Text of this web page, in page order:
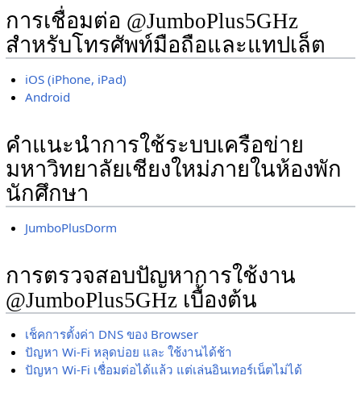
การเชื่อมต่อ @JumboPlus5GHz
สำหรับโทรศัพท์มือถือและแทปเล็ต
iOS (iPhone, iPad)
Android
คำแนะนำการใช้ระบบเครือข่าย
มหาวิทยาลัยเชียงใหม่ภายในห้องพัก
นักศึกษา
JumboPlusDorm
การตรวจสอบปัญหาการใช้งาน
@JumboPlus5GHz เบื้องต้น
เช็คการตั้งค่า DNS ของ Browser
ปัญหา Wi-Fi หลุดบ่อย และ ใช้งานได้ช้า
ปัญหา Wi-Fi เชื่อมต่อได้แล้ว แต่เล่นอินเทอร์เน็ตไม่ได้